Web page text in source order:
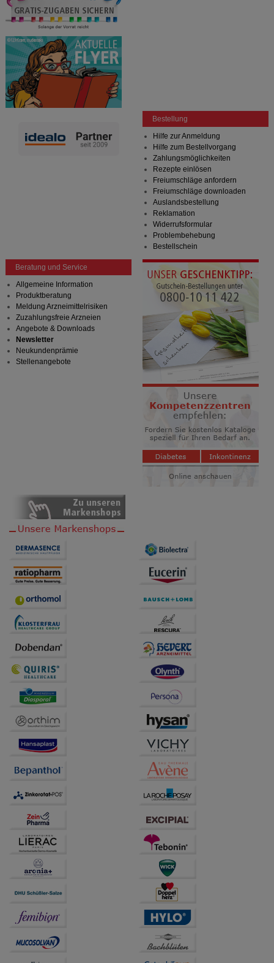
Bestellung
Hilfe zur Anmeldung
Hilfe zum Bestellvorgang
Zahlungsmöglichkeiten
Rezepte einlösen
Freiumschläge anfordern
Freiumschläge downloaden
Auslandsbestellung
Reklamation
Widerrufsformular
Problembehebung
Bestellschein
Beratung und Service
Allgemeine Information
Produktberatung
Meldung Arzneimittelrisiken
Zuzahlungsfreie Arzneien
Angebote & Downloads
Newsletter
Neukundenprämie
Stellenangebote